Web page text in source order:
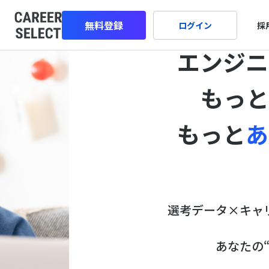
無料登録 ログイン 採
エンジ
もっと
もっと
選考データ×キャ
あなたの